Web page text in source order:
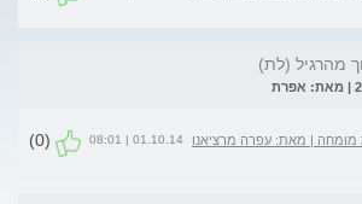
מהרגיל (לת)
מומחה | מאת: עפרה מרציאנו 01.10.14 | 08:01
(0)